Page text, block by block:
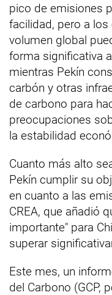
pico de emisiones
facilidad, pero a
volumen global
forma significativa
mientras Pekín
carbón y otras
de carbono para
preocupaciones
la estabilidad
Cuanto más alto
Pekín cumplir su
en cuanto a las
CREA, que añadió
importante" para
superar
Este mes, un
del Carbono (GCP,